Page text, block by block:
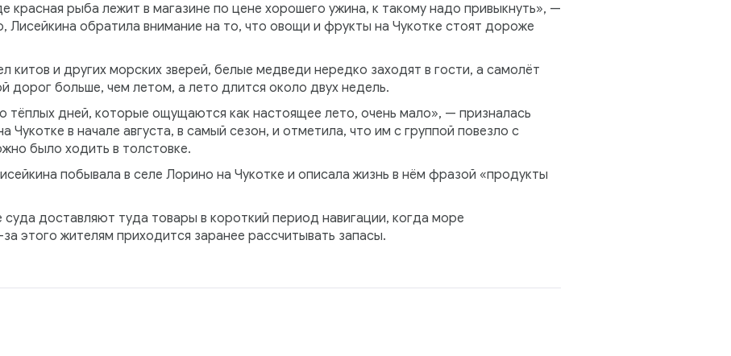
красная рыба лежит в магазине по цене хорошего ужина, к такому надо привыкнуть», —
Лисейкина обратила внимание на то, что овощи и фрукты на Чукотке стоят дороже
китов и других морских зверей, белые медведи нередко заходят в гости, а самолёт
дорог больше, чем летом, а лето длится около двух недель.
тёплых дней, которые ощущаются как настоящее лето, очень мало», — призналась
Чукотке в начале августа, в самый сезон, и отметила, что им с группой повезло с
было ходить в толстовке.
побывала в селе Лорино на Чукотке и описала жизнь в нём фразой «продукты
доставляют туда товары в короткий период навигации, когда море
этого жителям приходится заранее рассчитывать запасы.